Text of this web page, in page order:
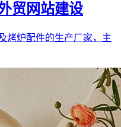
贸网站建设
烤炉配件的生产厂家，主